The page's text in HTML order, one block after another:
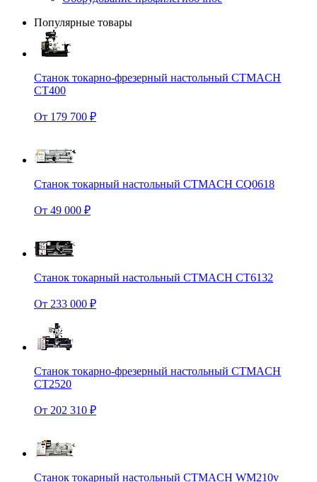
Популярные товары
Станок токарно-фрезерный настольный CTMACH
CT400
От 179 700 ₽
Станок токарный настольный CTMACH CQ0618
От 49 000 ₽
Станок токарный настольный CTMACH CT6132
От 233 000 ₽
Станок токарно-фрезерный настольный CTMACH
CT2520
От 202 310 ₽
Станок токарный настольный CTMACH WM210v